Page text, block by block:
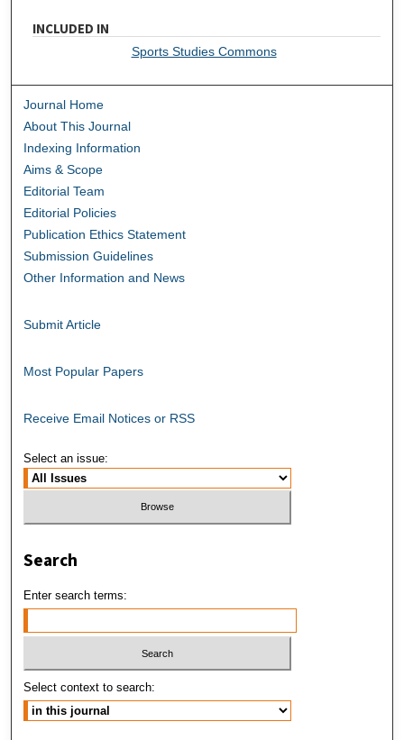
INCLUDED IN
Sports Studies Commons
Journal Home
About This Journal
Indexing Information
Aims & Scope
Editorial Team
Editorial Policies
Publication Ethics Statement
Submission Guidelines
Other Information and News
Submit Article
Most Popular Papers
Receive Email Notices or RSS
Select an issue:
Search
Enter search terms:
Select context to search: